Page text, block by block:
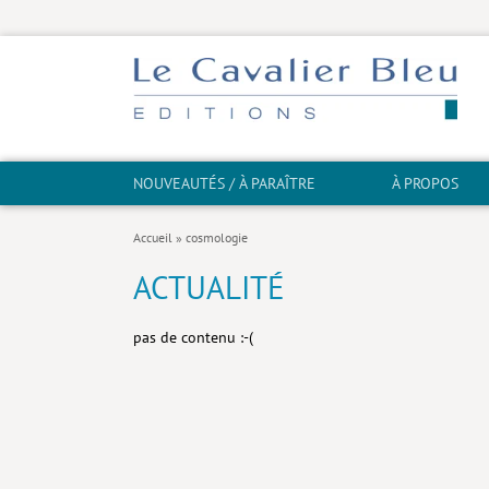
NOUVEAUTÉS / À PARAÎTRE À PROPOS
Accueil » cosmologie
ACTUALITÉ
pas de contenu :-(